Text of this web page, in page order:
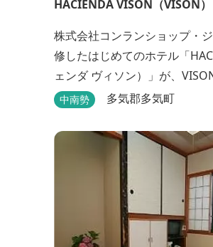
HACIENDA VISON（VISON）
株式会社コンランショップ・
修したはじめてのホテル「
ェンダ ヴィソン）」が、
8/1(木)オープン。 VISONでも最も緑豊かな農園エリ
の“HACIENDA”は、スペイン
中南勢 多気郡多気町